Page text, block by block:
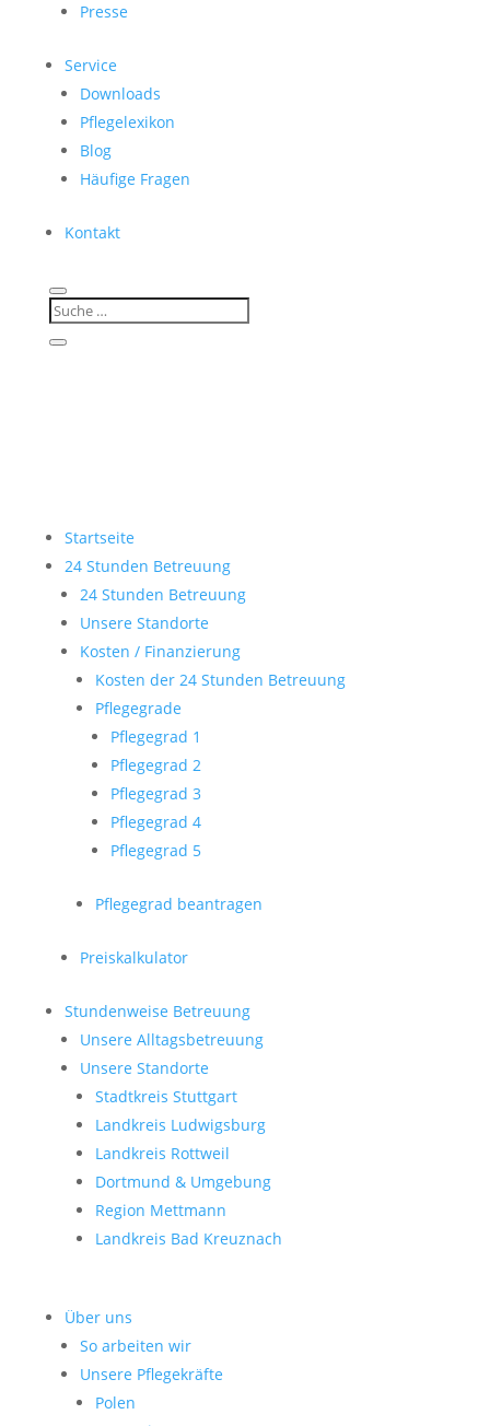
Presse
Service
Downloads
Pflegelexikon
Blog
Häufige Fragen
Kontakt
Startseite
24 Stunden Betreuung
24 Stunden Betreuung
Unsere Standorte
Kosten / Finanzierung
Kosten der 24 Stunden Betreuung
Pflegegrade
Pflegegrad 1
Pflegegrad 2
Pflegegrad 3
Pflegegrad 4
Pflegegrad 5
Pflegegrad beantragen
Preiskalkulator
Stundenweise Betreuung
Unsere Alltagsbetreuung
Unsere Standorte
Stadtkreis Stuttgart
Landkreis Ludwigsburg
Landkreis Rottweil
Dortmund & Umgebung
Region Mettmann
Landkreis Bad Kreuznach
Über uns
So arbeiten wir
Unsere Pflegekräfte
Polen